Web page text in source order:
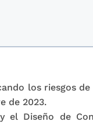
los riesgos
de 2023.
el Diseño de